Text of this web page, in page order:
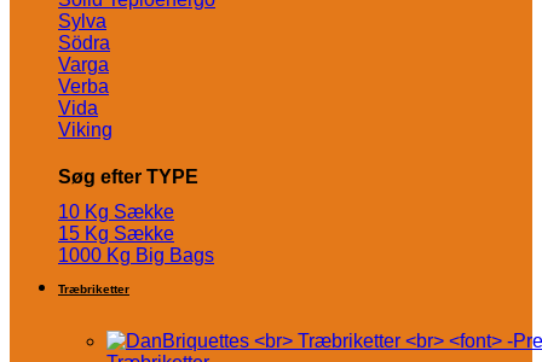
Sylva
Södra
Varga
Verba
Vida
Viking
Søg efter TYPE
10 Kg Sække
15 Kg Sække
1000 Kg Big Bags
Træbriketter